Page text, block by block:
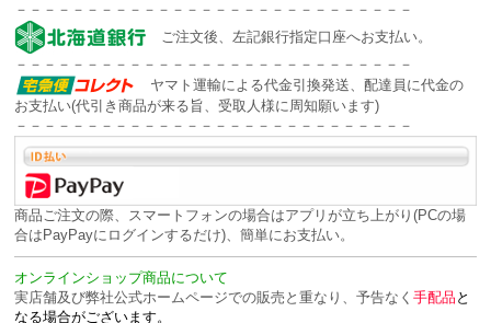
－－－－－－－－－－－－－－－－－－－－－－－－－－－－
ご注文後、左記銀行指定口座へお支払い。
－－－－－－－－－－－－－－－－－－－－－－－－－－－－
ヤマト運輸による代金引換発送、配達員に代金の
お支払い(代引き商品が来る旨、受取人様に周知願います)
－－－－－－－－－－－－－－－－－－－－－－－－－－－－
商品ご注文の際、スマートフォンの場合はアプリが立ち上がり(PCの場
合はPayPayにログインするだけ)、簡単にお支払い。
オンラインショップ商品について
実店舗及び弊社公式ホームページでの販売と重なり、予告なく手配品 と
なる場合がございます。